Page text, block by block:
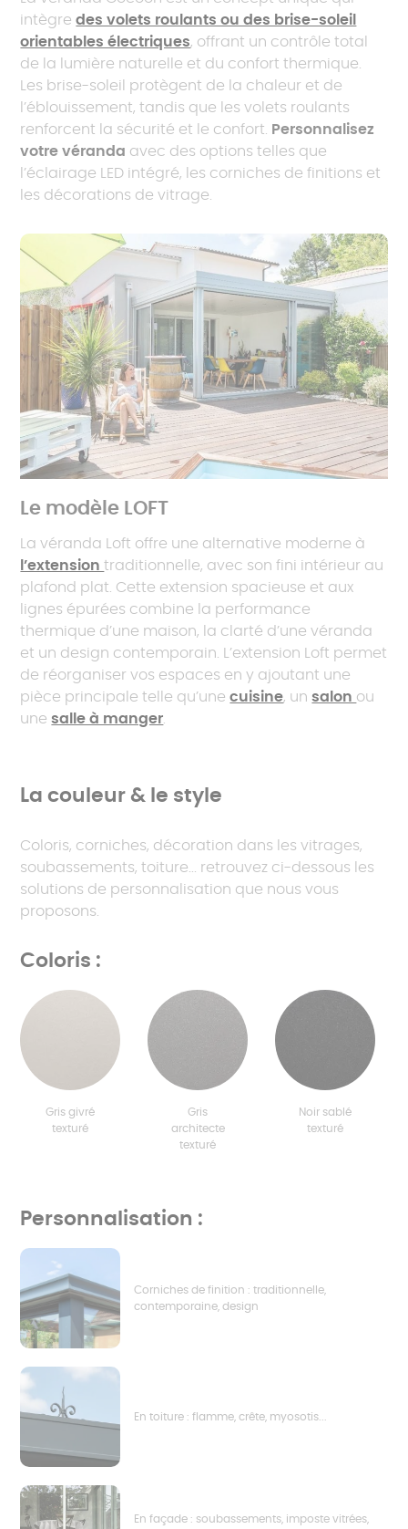
intègredes volets roulants ou des brise-soleil
orientables électriques, offrant un contrôle total
de la lumière naturelle et du confort thermique.
Les brise-soleil protègent de la chaleur et de
l’éblouissement, tandis que les volets roulants
renforcent la sécurité et le confort. Personnalisez
votre véranda avec des options telles que
l’éclairage LED intégré, les corniches de finitions et
les décorations de vitrage.
Le modèle LOFT
La véranda Loft offre une alternative moderne à
l’extensiontraditionnelle, avec son fini intérieur au
plafond plat. Cette extension spacieuse et aux
lignes épurées combine la performance
thermique d’une maison, la clarté d’une véranda
et un design contemporain. L’extension Loft permet
de réorganiser vos espaces en y ajoutant une
pièce principale telle qu’unecuisine, unsalon ou
unesalle à manger.
La couleur & le style
Coloris, corniches, décoration dans les vitrages,
soubassements, toiture... retrouvez ci-dessous les
solutions de personnalisation que nous vous
proposons.
Coloris :
Gris givré
texturé
Gris
architecte
texturé
Noir sablé
texturé
Personnalisation :
Corniches de finition : traditionnelle,
contemporaine, design
En toiture : flamme, crête, myosotis...
En façade : soubassements, imposte vitrées,